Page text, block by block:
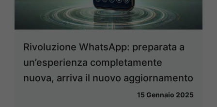
Rivoluzione WhatsApp: preparata a
un’esperienza completamente
nuova, arriva il nuovo aggiornamento
15 Gennaio 2025